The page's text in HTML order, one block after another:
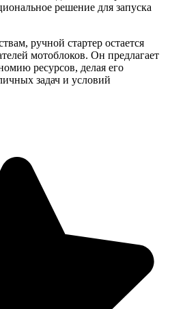
решение для запуска
ручной стартер остается
мотоблоков. Он предлагает
ресурсов, делая его
задач и условий